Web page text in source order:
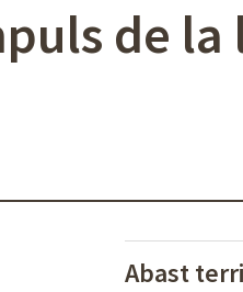
de la
Abast